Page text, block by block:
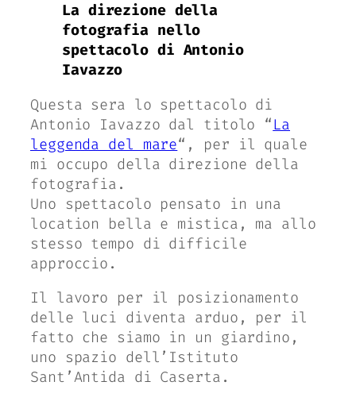
La direzione della
fotografia nello
spettacolo di Antonio
Iavazzo
Questa sera lo spettacolo di
Antonio Iavazzo dal titolo “La
leggenda del mare“, per il quale
mi occupo della direzione della
fotografia.
Uno spettacolo pensato in una
location bella e mistica, ma allo
stesso tempo di difficile
approccio.
Il lavoro per il posizionamento
delle luci diventa arduo, per il
fatto che siamo in un giardino,
uno spazio dell’Istituto
Sant’Antida di Caserta.